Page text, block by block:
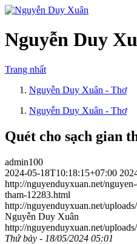
Nguyễn Duy
Trang nhất
Nguyễn Duy Xuân - Thơ
Nguyễn Duy Xuân - Thơ
Quét cho sạch gian
admin100
2024-05-18T10:18:15+07:00
http://nguyenduyxuan.net/
tham-12283.html
http://nguyenduyxuan.net/
Nguyễn Duy Xuân
http://nguyenduyxuan.net/
Thứ bảy - 18/05/2024 05:01